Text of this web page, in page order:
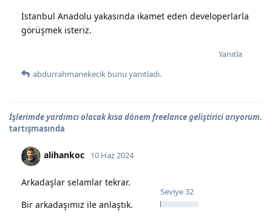
İstanbul Anadolu yakasında ikamet eden developerlarla
görüşmek isteriz.
Yanıtla
abdurrahmanekecik bunu yanıtladı.
İşlerimde yardımcı olacak kısa dönem freelance geliştirici arıyorum.
tartışmasında
alihankoc
Seviye32
10 Haz 2024
Arkadaşlar selamlar tekrar.
Bir arkadaşımız ile anlaştık.